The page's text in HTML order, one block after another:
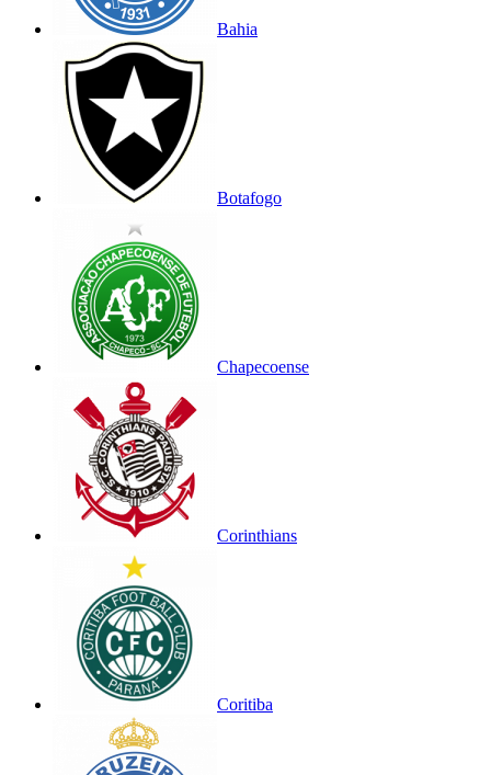
Bahia
Botafogo
Chapecoense
Corinthians
Coritiba